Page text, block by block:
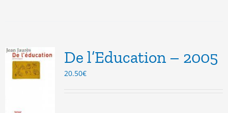
De l’Education – 2005
20.50€